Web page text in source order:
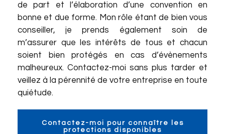
de part et l’élaboration d’une convention en
bonne et due forme. Mon rôle étant de bien vous
conseiller, je prends également soin de
m’assurer que les intérêts de tous et chacun
soient bien protégés en cas d’évènements
malheureux. Contactez-moi sans plus tarder et
veillez à la pérennité de votre entreprise en toute
quiétude.
Contactez-moi pour connaître les
protections disponibles